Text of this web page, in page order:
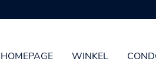
HOMEPAGE WINKEL